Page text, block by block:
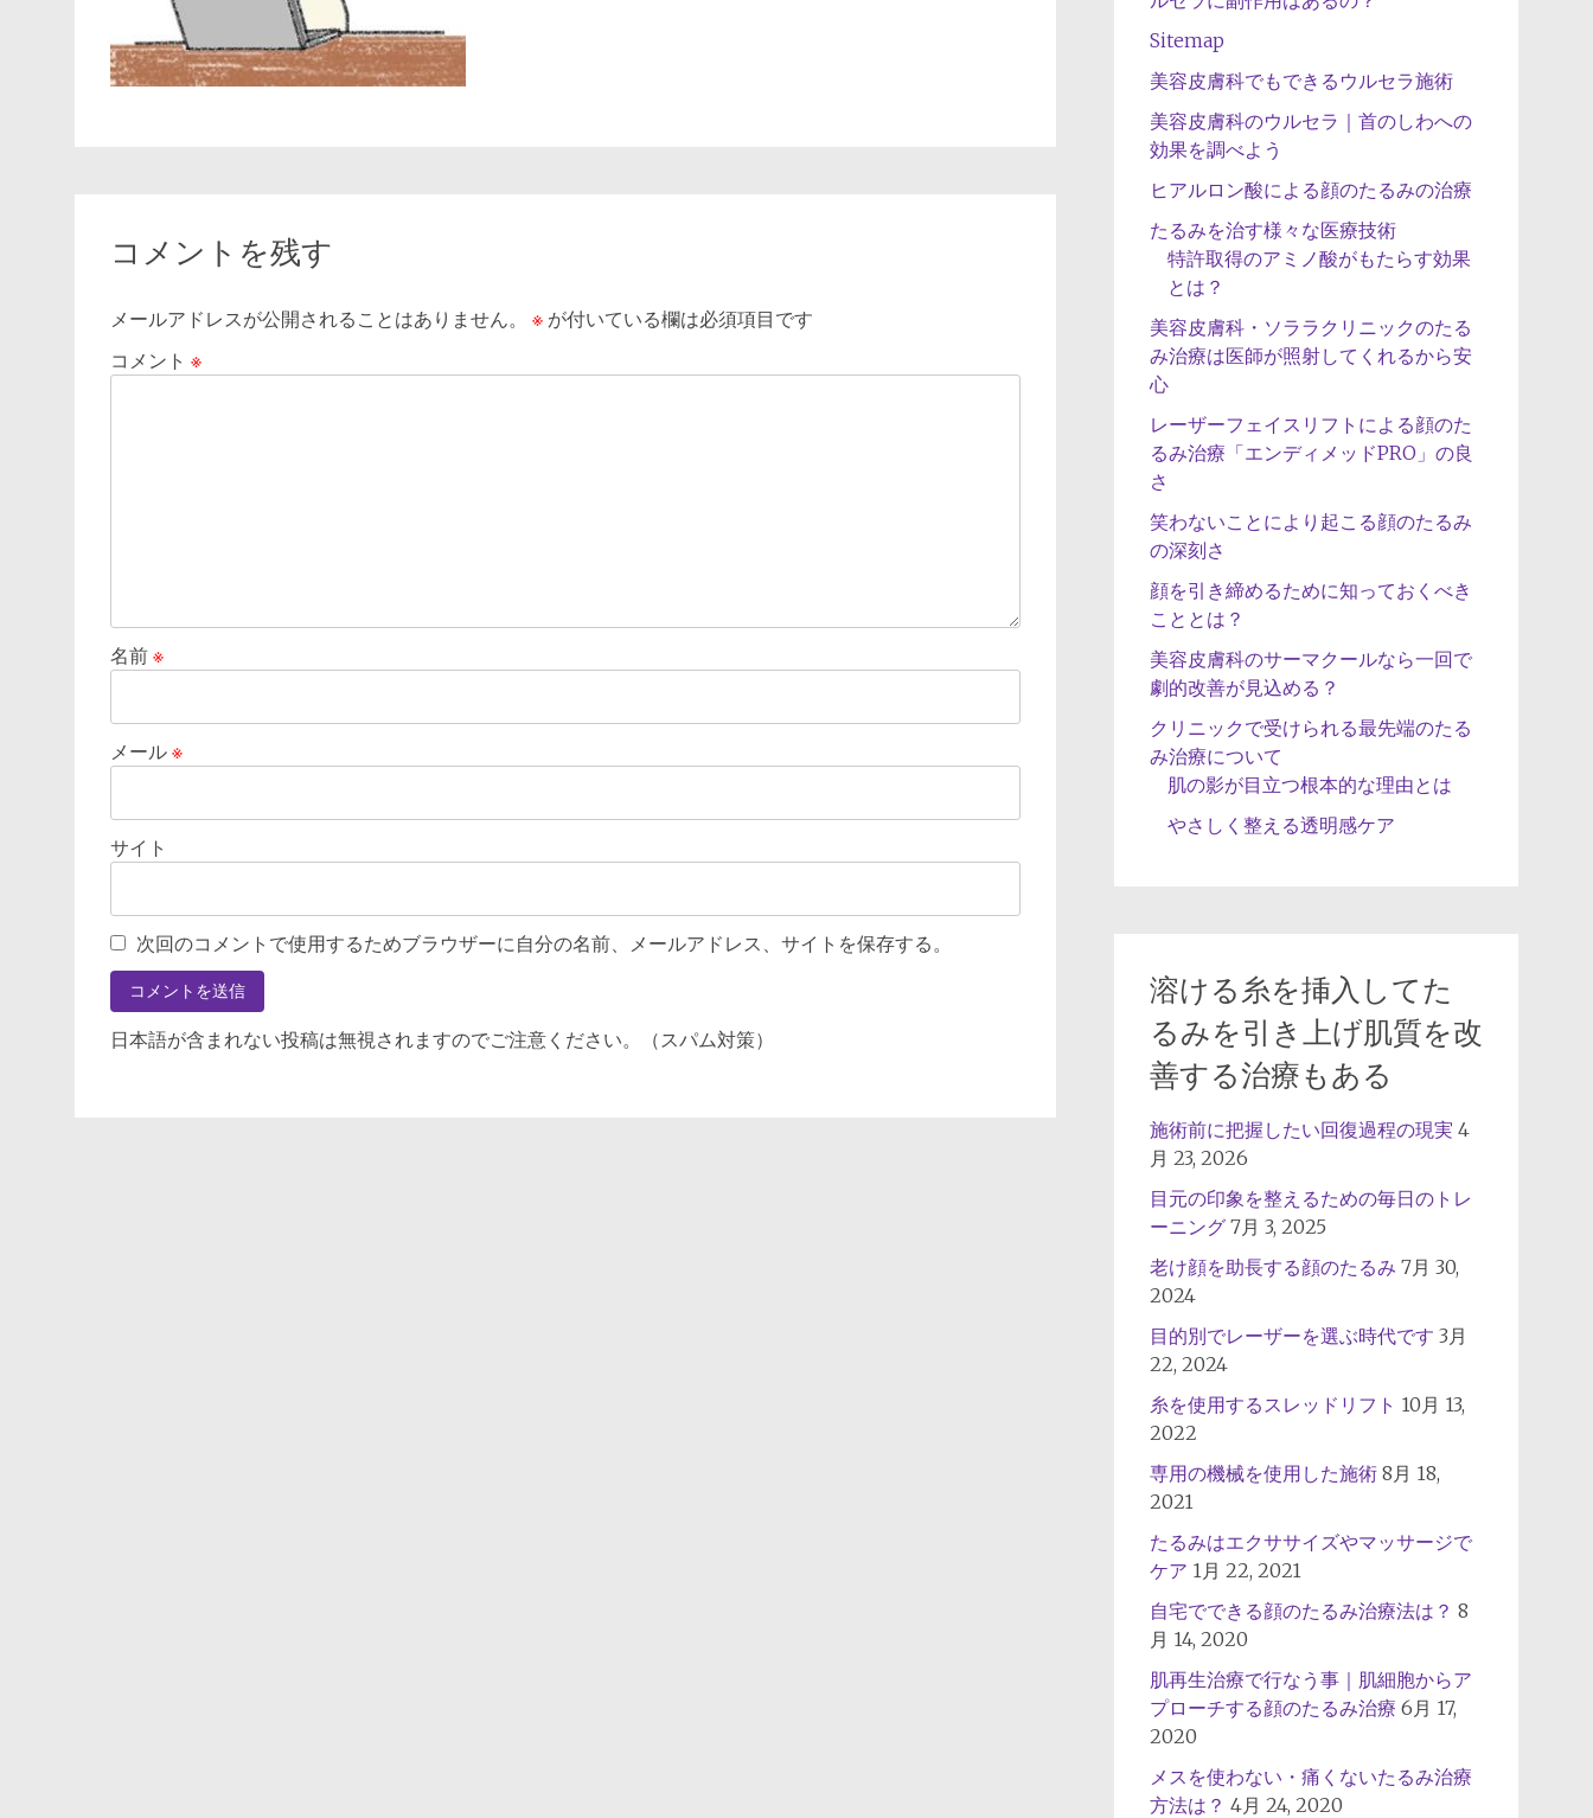
コメントを残す
メールアドレスが公開されることはありません。 ※ が付いている欄は必須項目です
コメント ※
名前 ※
メール ※
サイト
次回のコメントで使用するためブラウザーに自分の名前、メールアドレス、サイトを保存する。
日本語が含まれない投稿は無視されますのでご注意ください。（スパム対策）
Sitemap
美容皮膚科でもできるウルセラ施術
美容皮膚科のウルセラ｜首のしわへの
効果を調べよう
ヒアルロン酸による顔のたるみの治療
たるみを治す様々な医療技術
特許取得のアミノ酸がもたらす効果
とは？
美容皮膚科・ソララクリニックのたる
み治療は医師が照射してくれるから安
心
レーザーフェイスリフトによる顔のた
るみ治療「エンディメッドPRO」の良
さ
笑わないことにより起こる顔のたるみ
の深刻さ
顔を引き締めるために知っておくべき
こととは？
美容皮膚科のサーマクールなら一回で
劇的改善が見込める？
クリニックで受けられる最先端のたる
み治療について
肌の影が目立つ根本的な理由とは
やさしく整える透明感ケア
溶ける糸を挿入してた
るみを引き上げ肌質を改
善する治療もある
施術前に把握したい回復過程の現実 4
月 23, 2026
目元の印象を整えるための毎日のトレ
ーニング 7月 3, 2025
老け顔を助長する顔のたるみ 7月 30,
2024
目的別でレーザーを選ぶ時代です 3月
22, 2024
糸を使用するスレッドリフト 10月 13,
2022
専用の機械を使用した施術 8月 18,
2021
たるみはエクササイズやマッサージで
ケア 1月 22, 2021
自宅でできる顔のたるみ治療法は？ 8
月 14, 2020
肌再生治療で行なう事｜肌細胞からア
プローチする顔のたるみ治療 6月 17,
2020
メスを使わない・痛くないたるみ治療
方法は？ 4月 24, 2020